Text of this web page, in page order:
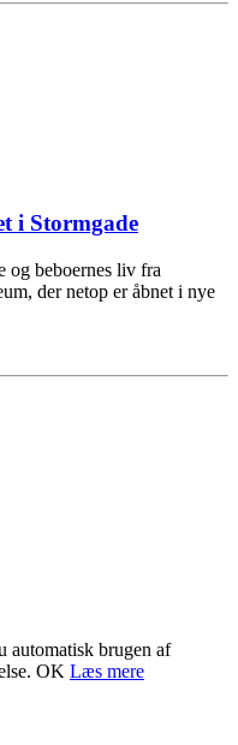
i Stormgade
og beboernes liv fra
der netop er åbnet i nye
automatisk brugen af
OK Læs mere